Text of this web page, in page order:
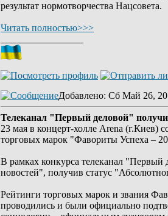
результат нормотворчества Нацсовета.
Читать полностью>>>
Добавлено: Сб Май 26,
Телеканал "Первый деловой"
23 мая в концерт-холле Arena (г.Киев)
торговых марок "Фавориты Успеха –
В рамках конкурса телеканал
новостей", получив статус
Рейтинги торговых марок и звания
проводились и были официально